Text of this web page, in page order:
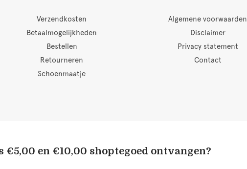
Verzendkosten
Betaalmogelijkheden
Bestellen
Retourneren
Schoenmaatje
Algemene voorwaarden
Disclaimer
Privacy statement
Contact
€5,00 en €10,00 shoptegoed ontvangen?